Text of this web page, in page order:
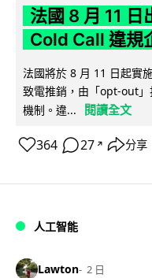
法國 8 月 11 日
Cold Call 違規
法國將於 8 月 11 日起實
致電推銷，由「opt-out
機制。違...
閱讀全文
364 27 ↗ 分享
人工智能
Lawton 2 日